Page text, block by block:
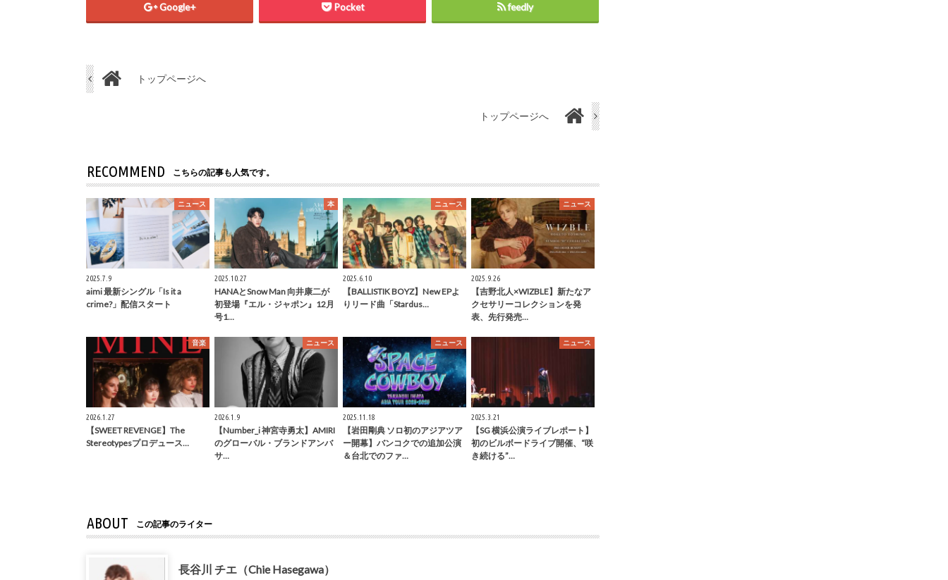
Google+ Pocket feedly
トップページへ
トップページへ
RECOMMEND こちらの記事も人気です。
ニュース
2025.7.9
aimi 最新シングル「Is it a
crime?」配信スタート
本
2025.10.27
HANAとSnow Man 向井康二が
初登場『エル・ジャポン』12月
号1…
ニュース
2025.6.10
【BALLISTIK BOYZ】New EPよ
りリード曲「Stardus…
ニュース
2025.9.26
【吉野北人×WIZBLE】新たなア
クセサリーコレクションを発
表、先行発売…
音楽
2026.1.27
【SWEET REVENGE】The
Stereotypesプロデュース…
ニュース
2026.1.9
【Number_i 神宮寺勇太】AMIRI
のグローバル・ブランドアンバ
サ…
ニュース
2025.11.18
【岩田剛典 ソロ初のアジアツア
ー開幕】バンコクでの追加公演
＆台北でのファ…
ニュース
2025.3.21
【SG 横浜公演ライブレポート】
初のビルボードライブ開催、“咲
き続ける”…
ABOUT この記事のライター
長谷川 チエ（Chie Hasegawa）